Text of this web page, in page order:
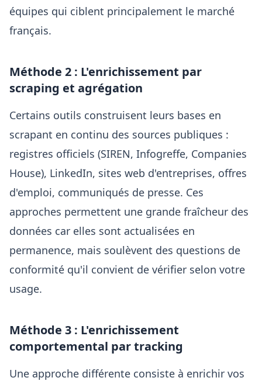
équipes qui ciblent principalement le marché
français.
Méthode 2 : L'enrichissement par
scraping et agrégation
Certains outils construisent leurs bases en
scrapant en continu des sources publiques :
registres officiels (SIREN, Infogreffe, Companies
House), LinkedIn, sites web d'entreprises, offres
d'emploi, communiqués de presse. Ces
approches permettent une grande fraîcheur des
données car elles sont actualisées en
permanence, mais soulèvent des questions de
conformité qu'il convient de vérifier selon votre
usage.
Méthode 3 : L'enrichissement
comportemental par tracking
Une approche différente consiste à enrichir vos